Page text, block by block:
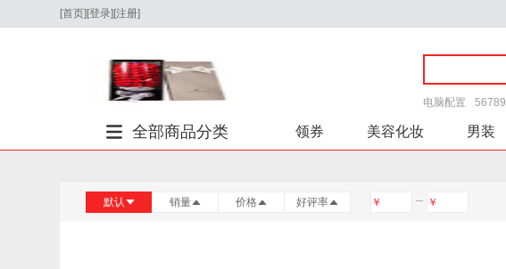
[首页] [登录][注册]
电脑配置 56789
全部商品分类 领券 美容化妆 男装
默认 销量 价格 好评率 ￥ ￥